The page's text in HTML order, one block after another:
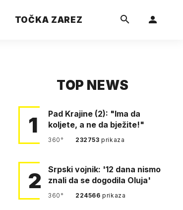
TOČKA ZAREZ
TOP NEWS
1
Pad Krajine (2): "Ima da
koljete, a ne da bježite!"
360° 232753prikaza
2
Srpski vojnik: '12 dana nismo
znali da se dogodila Oluja'
360° 224566prikaza